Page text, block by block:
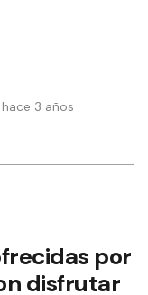
3 años
por
disfrutar